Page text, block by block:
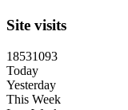
Site visits
18531093
Today
Yesterday
This Week